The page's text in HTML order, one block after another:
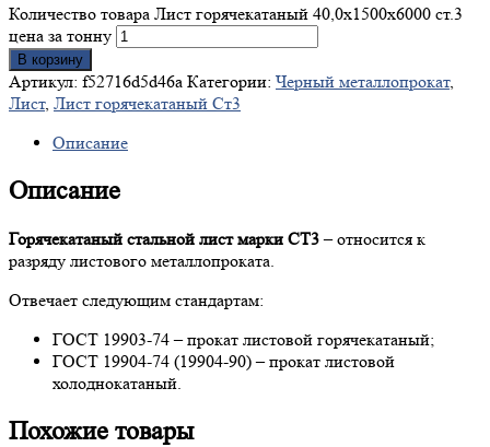
Количество товара Лист горячекатаный 40,0х1500х6000 ст.3
цена за тонну
В корзину
Артикул: f52716d5d46a Категории: Черный металлопрокат,
Лист, Лист горячекатаный Ст3
Описание
Описание
Горячекатаный стальной лист марки СТ3– относится к
разряду листового металлопроката.
Отвечает следующим стандартам:
ГОСТ 19903-74 – прокат листовой горячекатаный;
ГОСТ 19904-74 (19904-90) – прокат листовой
холоднокатаный.
Похожие товары